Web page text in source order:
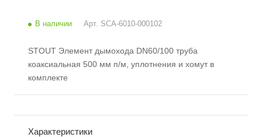
В наличии Арт. SCA-6010-000102
STOUT Элемент дымохода DN60/100 труба
коаксиальная 500 мм п/м, уплотнения и хомут в
комплекте
Характеристики